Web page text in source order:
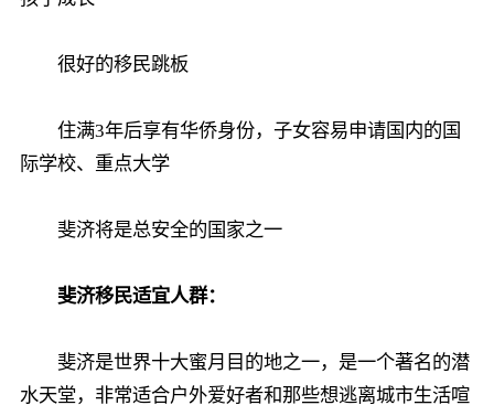
很好的移民跳板
住满3年后享有华侨身份，子女容易申请国内的国
际学校、重点大学
斐济将是总安全的国家之一
斐济移民适宜人群：
斐济是世界十大蜜月目的地之一，是一个著名的潜
水天堂，非常适合户外爱好者和那些想逃离城市生活喧